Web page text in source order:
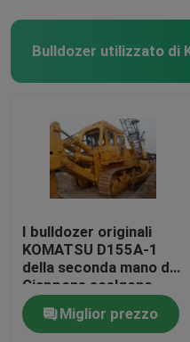
Bulldozer utilizzato di
I bulldozer originali
KOMATSU D155A-1
della seconda mano del
Giappone scelgono
l'anno 1990 dello
scarificatore
Miglior prezzo